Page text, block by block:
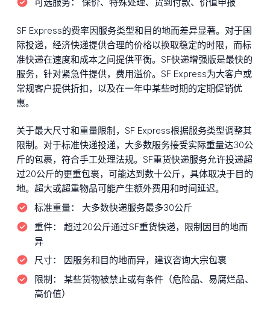
SF Express的费率因服务类型和目的地而差异显著。对于国
际投递，经济快递提供合理的价格以换取稳定的时限，而标
准快递在速度和成本之间提供平衡。SF快递增强版是最快的
服务，针对紧急件提供，费用溢价。SF Express为大客户或
常规客户提供折扣，以及在一年中某些时期的定期促销优
惠。
关于最大尺寸和重量限制，SF Express根据服务类型调整其
限制。对于标准快递投递，大多数服务接受实际重量达30公
斤的包裹，符合手工处理法规。SF重货快递服务允许投递超
过20公斤的更重包裹，可能达到数十公斤，具体取决于目的
地。超大或超重物品可能产生额外费用和时间延迟。
标准重量：
大多数快递服务最多30公斤
重件：
超过20公斤通过SF重货快递，限制因目的地而
异
尺寸：
因服务和目的地而异，建议咨询大宗包裹
限制：
某些货物被禁止或有条件（危险品、易腐烂品、
高价值）